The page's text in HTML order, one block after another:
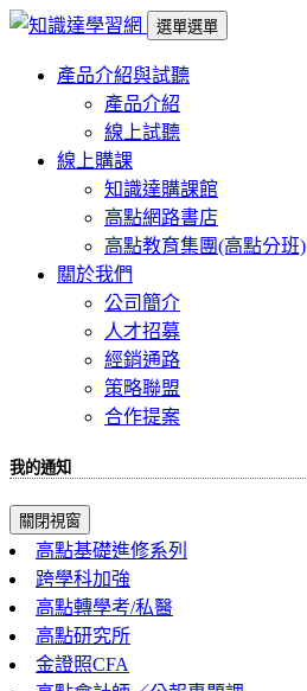
選單選單
產品介紹與試聽
產品介紹
線上試聽
線上購課
知識達購課館
高點網路書店
高點教育集團(高點分班)
關於我們
公司簡介
人才招募
經銷通路
策略聯盟
合作提案
我的通知
關閉視窗
高點基礎進修系列
跨學科加強
高點轉學考/私醫
高點研究所
金證照CFA